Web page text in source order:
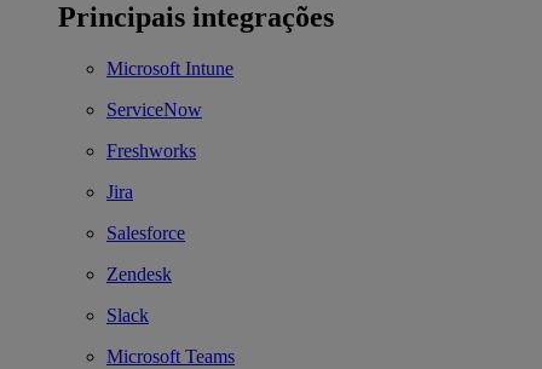
Principais integrações
Microsoft Intune
ServiceNow
Freshworks
Jira
Salesforce
Zendesk
Slack
Microsoft Teams